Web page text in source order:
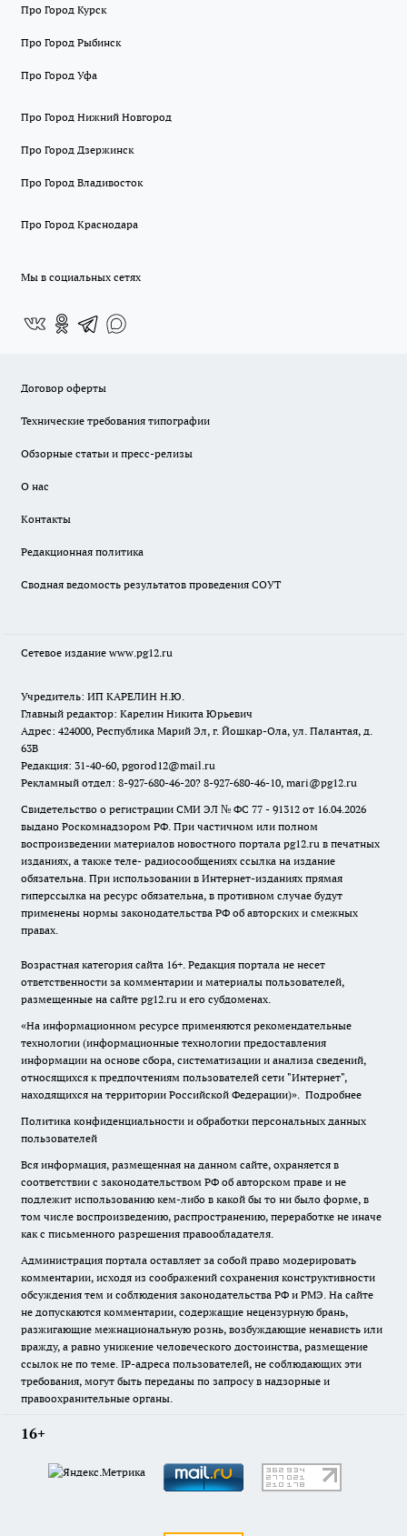
Про Город Курск
Про Город Рыбинск
Про Город Уфа
Про Город Нижний Новгород
Про Город Дзержинск
Про Город Владивосток
Про Город Краснодара
Мы в социальных сетях
Договор оферты
Технические требования типографии
Обзорные статьи и пресс-релизы
О нас
Контакты
Редакционная политика
Сводная ведомость результатов проведения СОУТ
Сетевое издание www.pg12.ru
Учредитель: ИП КАРЕЛИН Н.Ю.
Главный редактор: Карелин Никита Юрьевич
Адрес: 424000, Республика Марий Эл, г. Йошкар-Ола, ул. Палантая, д.
63В
Редакция: 31-40-60, pgorod12@mail.ru
Рекламный отдел: 8-927-680-46-20? 8-927-680-46-10, mari@pg12.ru
Свидетельство о регистрации СМИ ЭЛ № ФС 77 - 91312 от 16.04.2026
выдано Роскомнадзором РФ. При частичном или полном
воспроизведении материалов новостного портала pg12.ru в печатных
изданиях, а также теле- радиосообщениях ссылка на издание
обязательна. При использовании в Интернет-изданиях прямая
гиперссылка на ресурс обязательна, в противном случае будут
применены нормы законодательства РФ об авторских и смежных
правах.
Возрастная категория сайта 16+. Редакция портала не несет
ответственности за комментарии и материалы пользователей,
размещенные на сайте pg12.ru и его субдоменах.
«На информационном ресурсе применяются рекомендательные
технологии (информационные технологии предоставления
информации на основе сбора, систематизации и анализа сведений,
относящихся к предпочтениям пользователей сети "Интернет",
находящихся на территории Российской Федерации)». Подробнее
Политика конфиденциальности и обработки персональных данных
пользователей
Вся информация, размещенная на данном сайте, охраняется в
соответствии с законодательством РФ об авторском праве и не
подлежит использованию кем-либо в какой бы то ни было форме, в
том числе воспроизведению, распространению, переработке не иначе
как с письменного разрешения правообладателя.
Администрация портала оставляет за собой право модерировать
комментарии, исходя из соображений сохранения конструктивности
обсуждения тем и соблюдения законодательства РФ и РМЭ. На сайте
не допускаются комментарии, содержащие нецензурную брань,
разжигающие межнациональную рознь, возбуждающие ненависть или
вражду, а равно унижение человеческого достоинства, размещение
ссылок не по теме. IP-адреса пользователей, не соблюдающих эти
требования, могут быть переданы по запросу в надзорные и
правоохранительные органы.
16+